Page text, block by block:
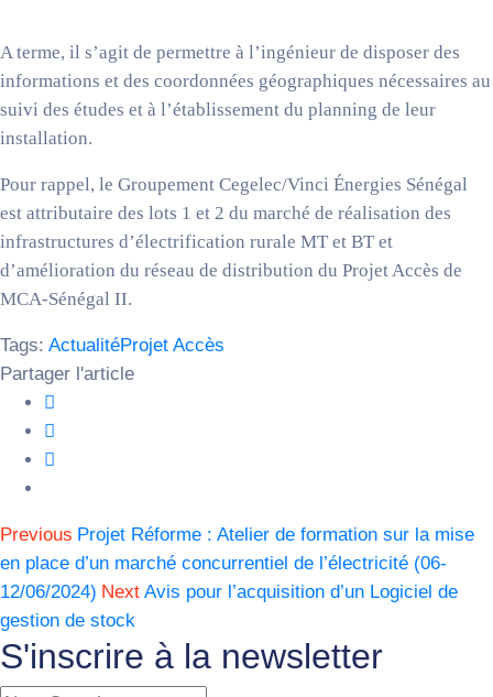
A terme, il s’agit de permettre à l’ingénieur de disposer des
informations et des coordonnées géographiques nécessaires au
suivi des études et à l’établissement du planning de leur
installation.
Pour rappel, le Groupement Cegelec/Vinci Énergies Sénégal
est attributaire des lots 1 et 2 du marché de réalisation des
infrastructures d’électrification rurale MT et BT et
d’amélioration du réseau de distribution du Projet Accès de
MCA-Sénégal II.
Tags: ActualitéProjet Accès
Partager l'article
Previous Projet Réforme : Atelier de formation sur la mise
en place d’un marché concurrentiel de l’électricité (06-
12/06/2024) Next Avis pour l’acquisition d’un Logiciel de
gestion de stock
S'inscrire à la newsletter